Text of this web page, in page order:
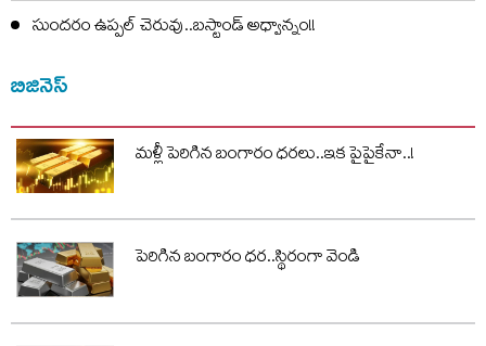
సుందరం ఉప్పల్ చెరువు..బస్టాండ్ అధ్వాన్నం!!
బిజినెస్
మళ్లీ పెరిగిన బంగారం ధరలు..ఇక పైపైకేనా..!
పెరిగిన బంగారం ధర..స్థిరంగా వెండి